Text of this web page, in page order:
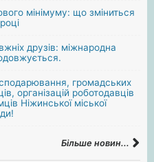
мінімуму: що зміниться
друзів: міжнародна
громадських
організацій роботодавців
Ніжинської міської
Більше новин...